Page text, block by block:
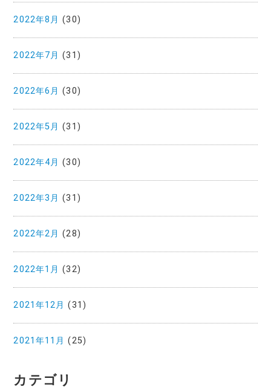
2022年8月 (30)
2022年7月 (31)
2022年6月 (30)
2022年5月 (31)
2022年4月 (30)
2022年3月 (31)
2022年2月 (28)
2022年1月 (32)
2021年12月 (31)
2021年11月 (25)
カテゴリ